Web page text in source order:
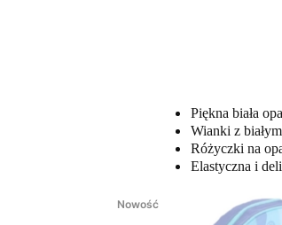
Piękna biała
Wianki z
Różyczki na
Elastyczna i
Nowość